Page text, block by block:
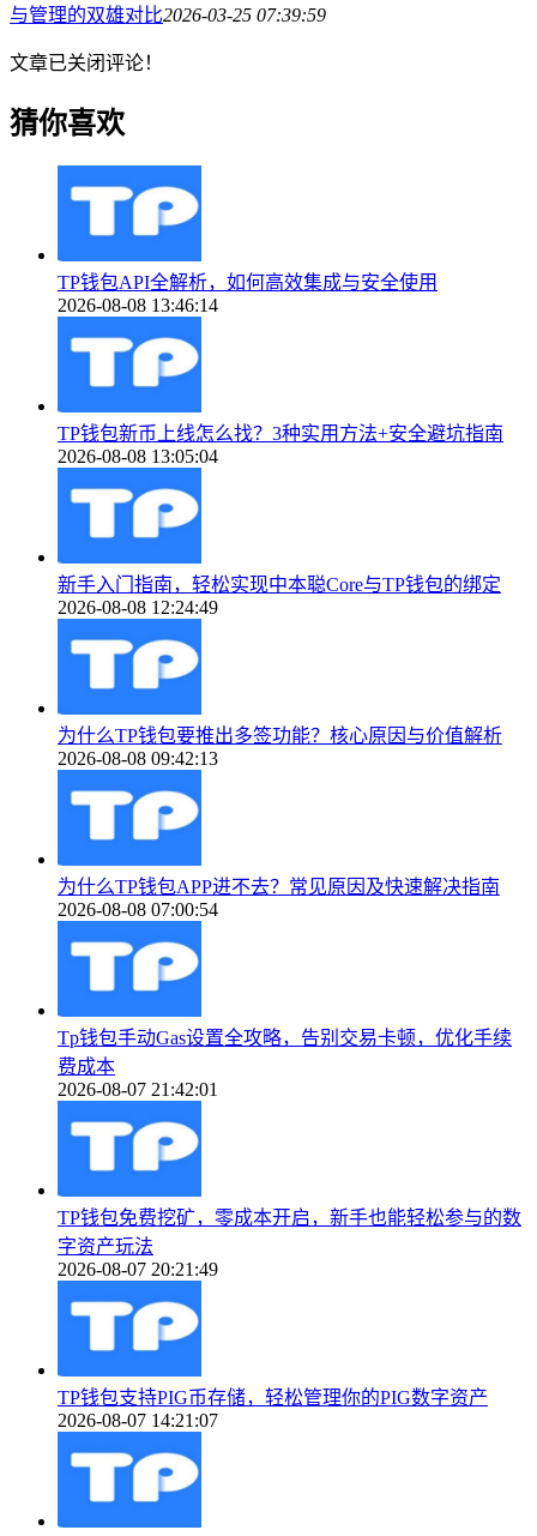
与管理的双雄对比2026-03-25 07:39:59
文章已关闭评论！
猜你喜欢
TP钱包API全解析，如何高效集成与安全使用
2026-08-08 13:46:14
TP钱包新币上线怎么找？3种实用方法+安全避坑指南
2026-08-08 13:05:04
新手入门指南，轻松实现中本聪Core与TP钱包的绑定
2026-08-08 12:24:49
为什么TP钱包要推出多签功能？核心原因与价值解析
2026-08-08 09:42:13
为什么TP钱包APP进不去？常见原因及快速解决指南
2026-08-08 07:00:54
Tp钱包手动Gas设置全攻略，告别交易卡顿，优化手续
费成本
2026-08-07 21:42:01
TP钱包免费挖矿，零成本开启，新手也能轻松参与的数
字资产玩法
2026-08-07 20:21:49
TP钱包支持PIG币存储，轻松管理你的PIG数字资产
2026-08-07 14:21:07